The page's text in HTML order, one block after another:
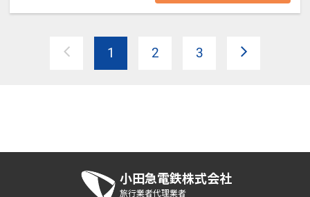
で接続しておらず、 行き来には公道
をお通りいただく必要がございます
ので予めご了承ください。
・ホテル内でのご精算は現金のご利
用はできません。クレジットカー
1 2 3
小田急電鉄株式会社
旅行業者代理業者